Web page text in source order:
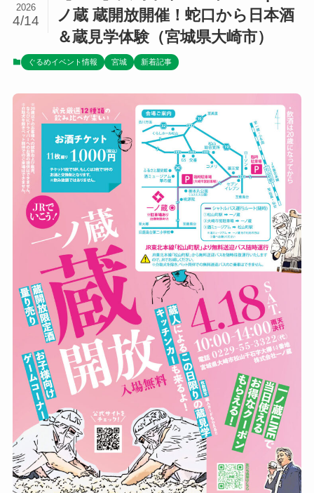
ノ蔵 蔵開放開催！蛇口から日本酒
＆蔵見学体験（宮城県大崎市）
2026
4/14
ぐるめイベント情報 宮城 新着記事